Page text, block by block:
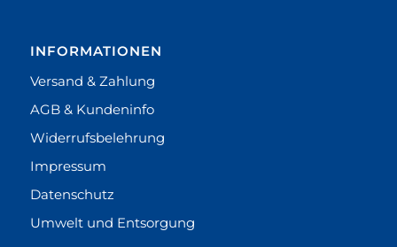
INFORMATIONEN
Versand & Zahlung
AGB & Kundeninfo
Widerrufsbelehrung
Impressum
Datenschutz
Umwelt und Entsorgung